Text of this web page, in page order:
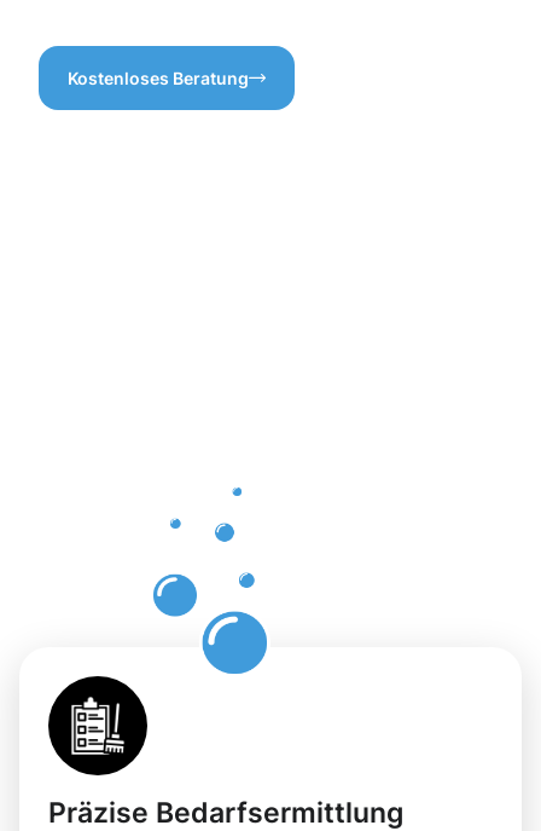
Kostenloses Beratung
Präzise Bedarfsermittlung